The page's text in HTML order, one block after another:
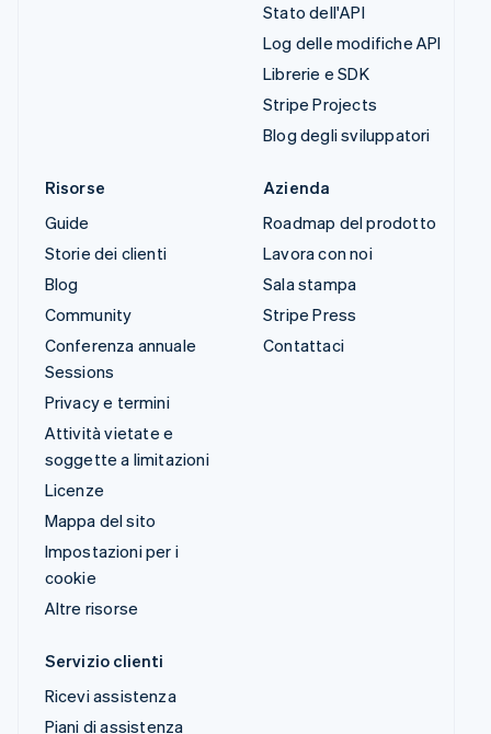
Stato dell'API
Log delle modifiche API
Librerie e SDK
Stripe Projects
Blog degli sviluppatori
Risorse
Guide
Storie dei clienti
Blog
Community
Conferenza annuale
Sessions
Privacy e termini
Attività vietate e
soggette a limitazioni
Licenze
Mappa del sito
Impostazioni per i
cookie
Altre risorse
Azienda
Roadmap del prodotto
Lavora con noi
Sala stampa
Stripe Press
Contattaci
Servizio clienti
Ricevi assistenza
Piani di assistenza